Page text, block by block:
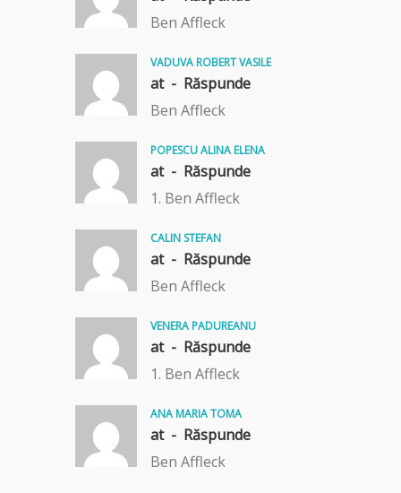
Ben Affleck
VADUVA ROBERT VASILE
at - Răspunde
Ben Affleck
POPESCU ALINA ELENA
at - Răspunde
1. Ben Affleck
CALIN STEFAN
at - Răspunde
Ben Affleck
VENERA PADUREANU
at - Răspunde
1. Ben Affleck
ANA MARIA TOMA
at - Răspunde
Ben Affleck